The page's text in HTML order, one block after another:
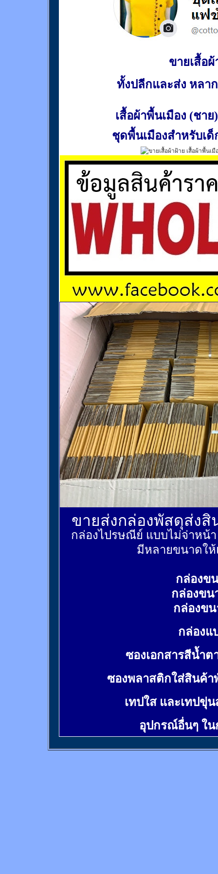
ขายเสื้อผ้
ทั้งปลีกและส่ง หลา
เสื้อผ้าพื้นเมือง (ชาย)
ชุดพื้นเมืองสำหรับเด็
ขายส่งกล่องพัสดุส่ง
กล่องไปรษณีย์ แบบไม่จ่าหน้
มีหลายขนาดให้
กล่องข
กล่องขน
กล่องข
กล่องแ
ซองเอกสารสีน้ำต
ซองพลาสติกใส่สินค้า
เทปใส และเทปขุ่
อุปกรณ์อื่นๆ ใ